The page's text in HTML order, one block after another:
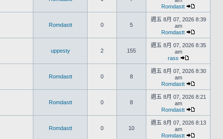
Romdastt
Romdastt 0 5
週五 8月 07, 2026 8:39
am
Romdastt
uppesty 2 155
週五 8月 07, 2026 8:35
am
rass
Romdastt 0 8
週五 8月 07, 2026 8:30
am
Romdastt
Romdastt 0 8
週五 8月 07, 2026 8:21
am
Romdastt
Romdastt 0 10
週五 8月 07, 2026 8:13
am
Romdastt